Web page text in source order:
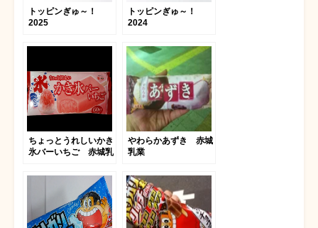
トッピンぎゅ～！
2025
トッピンぎゅ～！
2024
ちょっとうれしいかき
氷バーいちご 赤城乳
やわらかあずき 赤城
乳業